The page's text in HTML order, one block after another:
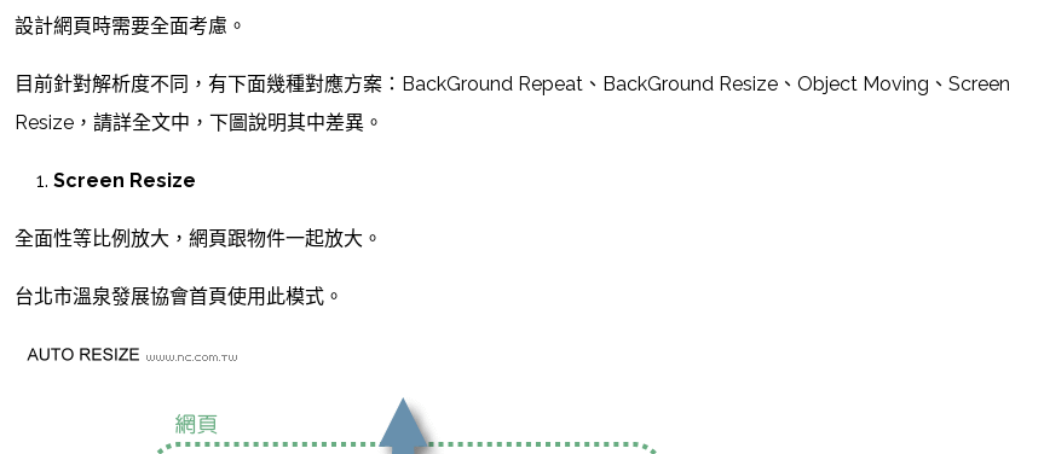
設計網頁時需要全面考慮。
目前針對解析度不同，有下面幾種對應方案：BackGround Repeat、BackGround Resize、Object Moving、Screen
Resize，請詳全文中，下圖說明其中差異。
Screen Resize
全面性等比例放大，網頁跟物件一起放大。
台北市溫泉發展協會首頁使用此模式。